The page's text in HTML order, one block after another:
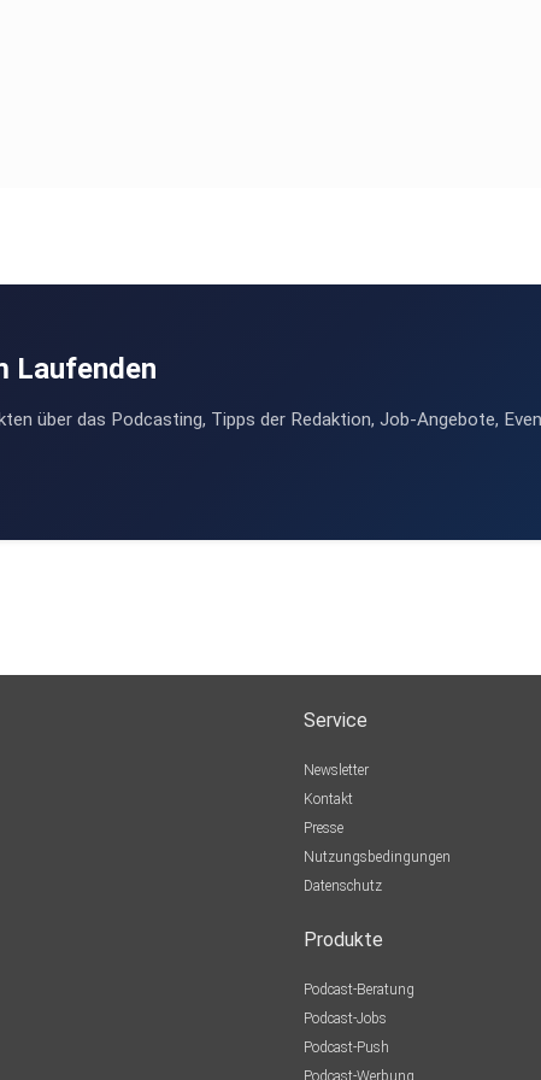
Laufenden
über das Podcasting, Tipps der Redaktion, Job-Angebote,
Service
Newsletter
Kontakt
Presse
Nutzungsbedingungen
Datenschutz
Produkte
Podcast-Beratung
Podcast-Jobs
Podcast-Push
Podcast-Werbung